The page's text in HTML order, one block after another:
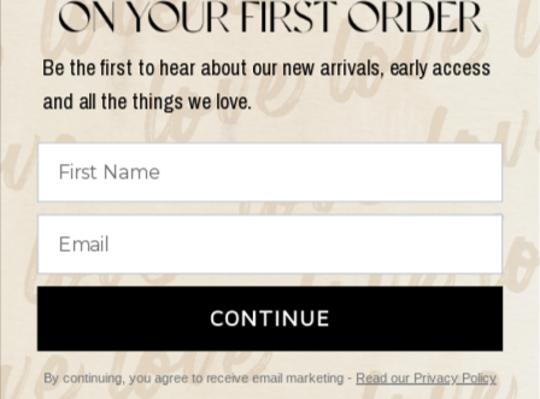
Shop op
bijwerken
© 2026 Things I Like Things I Love, All rights reserved.
Be the first to hear about our new arrivals, early access
and all the things we love.
CONTINUE
By continuing, you agree to receive email marketing - Read our Privacy Policy